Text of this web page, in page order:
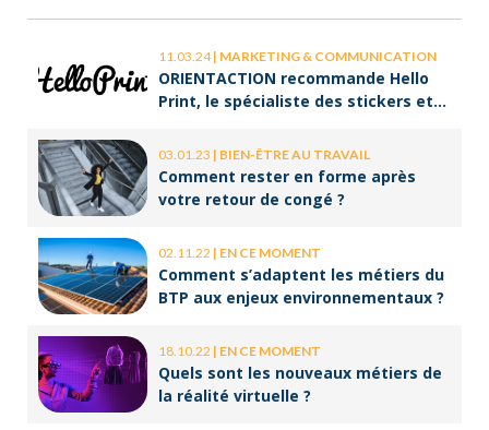
11.03.24| MARKETING & COMMUNICATION
ORIENTACTION recommande Hello
Print, le spécialiste des stickers et
03.01.23 | BIEN-ÊTRE AU TRAVAIL
Comment rester en forme après
votre retour de congé ?
02.11.22 | EN CE MOMENT
Comment s’adaptent les métiers du
BTP aux enjeux environnementaux ?
18.10.22 | EN CE MOMENT
Quels sont les nouveaux métiers de
la réalité virtuelle ?